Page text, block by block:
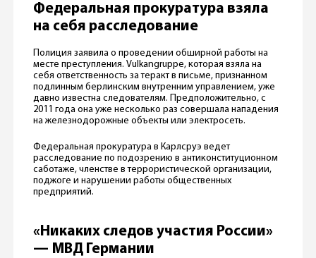
Федеральная прокуратура взяла
на себя расследование
Полиция заявила о проведении обширной работы на
месте преступления. Vulkangruppe, которая взяла на
себя ответственность за теракт в письме, признанном
подлинным берлинским внутренним управлением, уже
давно известна следователям. Предположительно, с
2011 года она уже несколько раз совершала нападения
на железнодорожные объекты или электросеть.
Федеральная прокуратура в Карлсруэ ведет
расследование по подозрению в антиконституционном
саботаже, членстве в террористической организации,
поджоге и нарушении работы общественных
предприятий.
«Никаких следов участия России»
— МВД Германии